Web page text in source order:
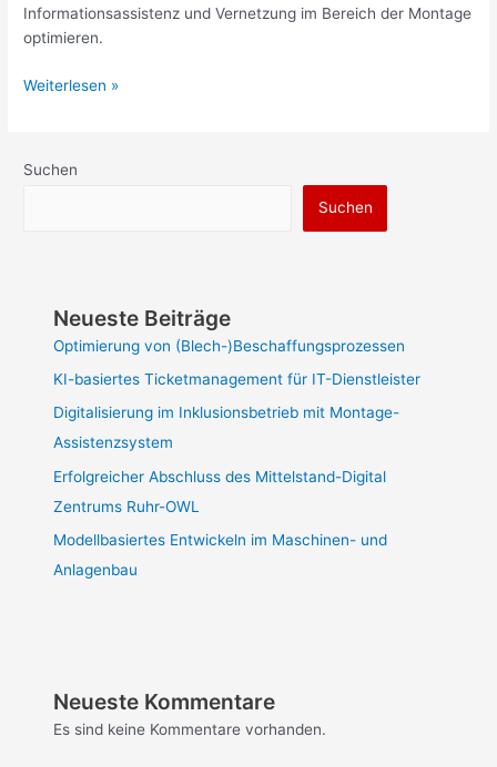
Infor­ma­ti­ons­as­sis­tenz und Vernet­zung im Bereich der Montage
opti­mieren.
Weiterlesen »
Suchen
Suchen
Neueste Beiträge
Optimierung von (Blech-)Beschaffungsprozessen
KI-basiertes Ticketmanagement für IT-Dienstleister
Digitalisierung im Inklusionsbetrieb mit Montage-
Assistenzsystem
Erfolgreicher Abschluss des Mittelstand-Digital
Zentrums Ruhr-OWL
Modellbasiertes Entwickeln im Maschinen- und
Anlagenbau
Neueste Kommentare
Es sind keine Kommentare vorhanden.